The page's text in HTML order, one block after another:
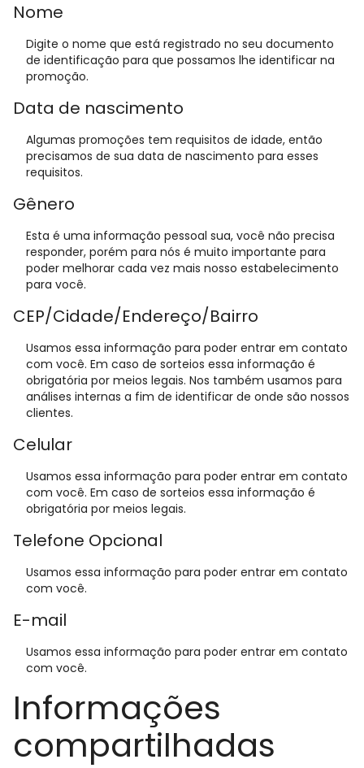
Nome
Digite o nome que está registrado no seu documento
de identificação para que possamos lhe identificar na
promoção.
Data de nascimento
Algumas promoções tem requisitos de idade, então
precisamos de sua data de nascimento para esses
requisitos.
Gênero
Esta é uma informação pessoal sua, você não precisa
responder, porém para nós é muito importante para
poder melhorar cada vez mais nosso estabelecimento
para você.
CEP/Cidade/Endereço/Bairro
Usamos essa informação para poder entrar em contato
com você. Em caso de sorteios essa informação é
obrigatória por meios legais. Nos também usamos para
análises internas a fim de identificar de onde são nossos
clientes.
Celular
Usamos essa informação para poder entrar em contato
com você. Em caso de sorteios essa informação é
obrigatória por meios legais.
Telefone Opcional
Usamos essa informação para poder entrar em contato
com você.
E-mail
Usamos essa informação para poder entrar em contato
com você.
Informações
compartilhadas